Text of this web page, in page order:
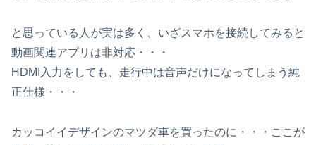
と思っている人が実は多く、いざスマホを接続してみると
動画関連アプリは非対応・・・
HDMI入力をしても、走行中は音声だけになってしまう純
正仕様・・・
カッコイイデザインのマツダ車を買ったのに・・・ここが